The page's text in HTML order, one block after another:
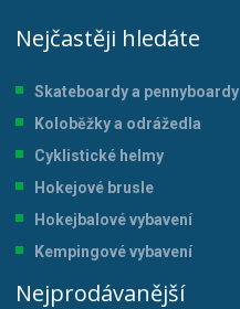
Nejčastěji hledáte
Skateboardy a pennyboardy
Koloběžky a odrážedla
Cyklistické helmy
Hokejové brusle
Hokejbalové vybavení
Kempingové vybavení
Nejprodávanější